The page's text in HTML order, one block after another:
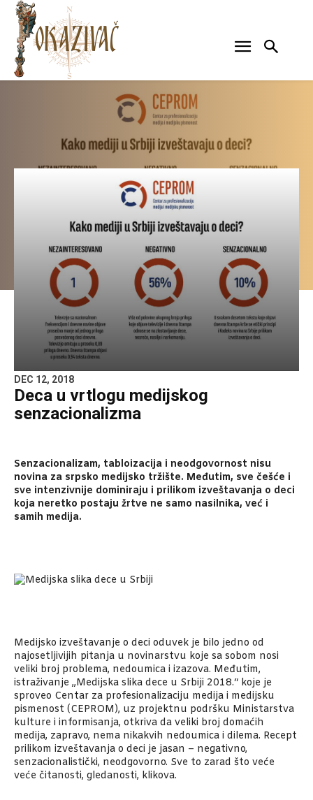
DEC 12, 2018
Deca u vrtlogu medijskog
senzacionalizma
Senzacionalizam, tabloizacija i neodgovornost nisu
novina za srpsko medijsko tržište. Međutim, sve češće i
sve intenzivnije dominiraju i prilikom izveštavanja o deci
koja neretko postaju žrtve ne samo nasilnika, već i
samih medija.
Medijsko izveštavanje o deci oduvek je bilo jedno od
najosetljivijih pitanja u novinarstvu koje sa sobom nosi
veliki broj problema, nedoumica i izazova. Međutim,
istraživanje „Medijska slika dece u Srbiji 2018.“ koje je
sproveo Centar za profesionalizaciju medija i medijsku
pismenost (CEPROM), uz projektnu podršku Ministarstva
kulture i informisanja, otkriva da veliki broj domaćih
medija, zapravo, nema nikakvih nedoumica i dilema. Recept
prilikom izveštavanja o deci je jasan – negativno,
senzacionalistički, neodgovorno. Sve to zarad što veće
veće čitanosti, gledanosti, klikova.